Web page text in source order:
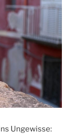
Ungewisse: